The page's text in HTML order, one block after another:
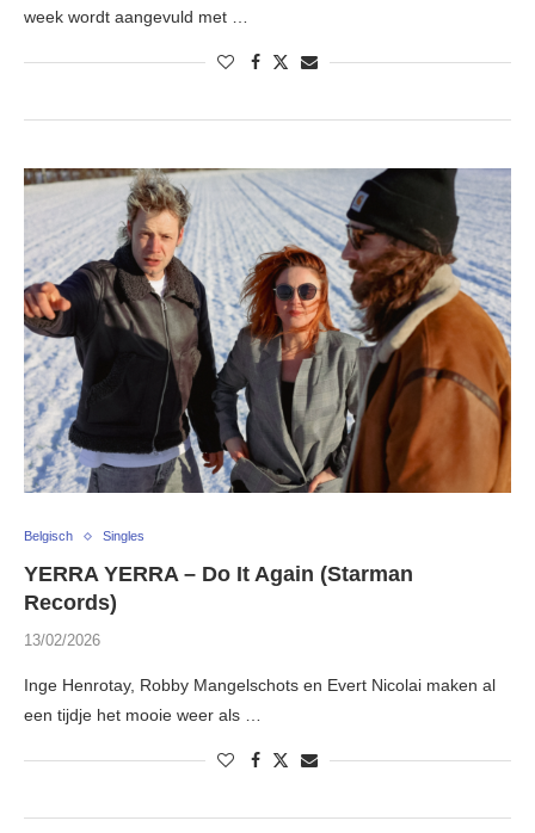
week wordt aangevuld met …
Belgisch Singles
YERRA YERRA – Do It Again (Starman
Records)
13/02/2026
Inge Henrotay, Robby Mangelschots en Evert Nicolai maken al
een tijdje het mooie weer als …